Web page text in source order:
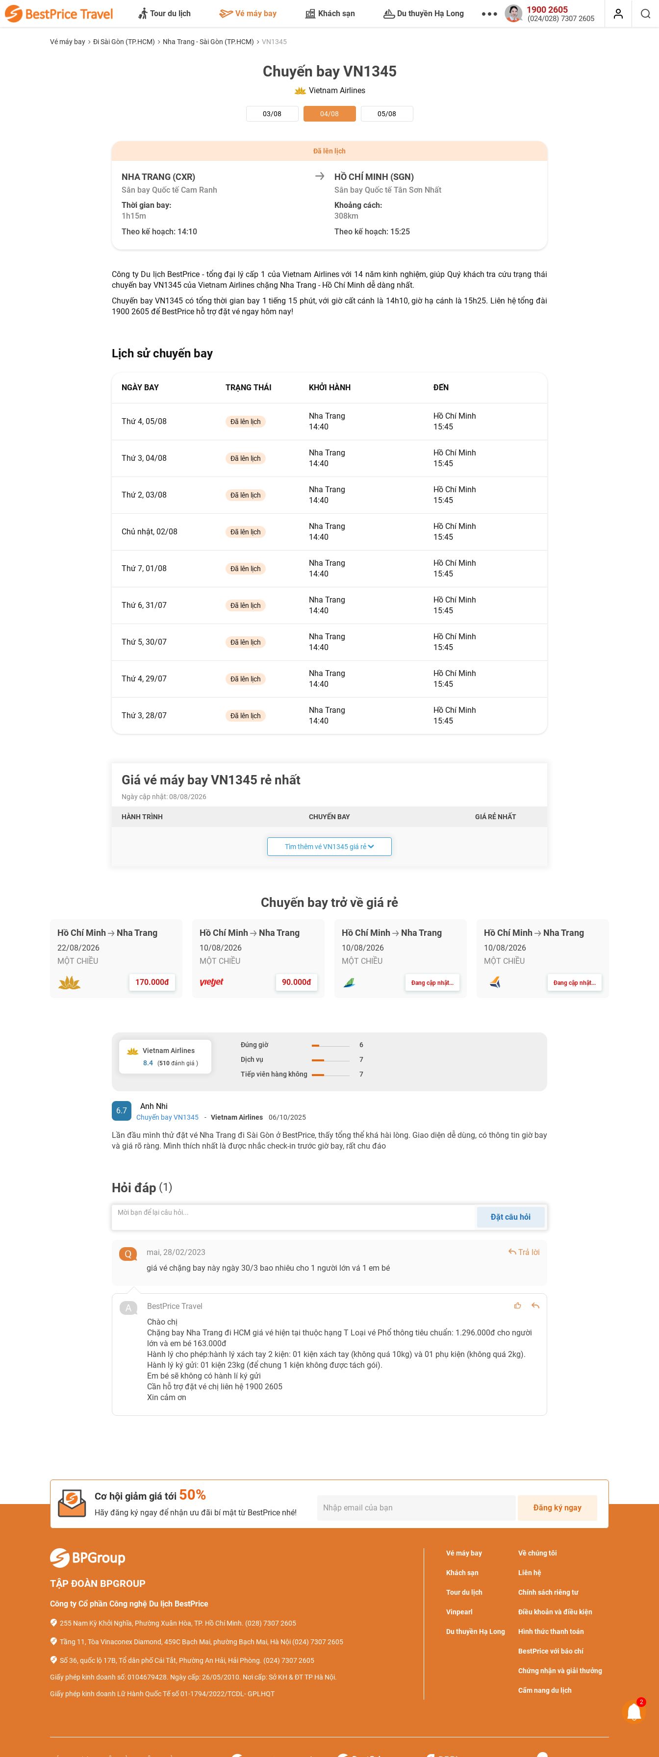
Tour du lịch Vé máy bay Khách sạn Du thuyền Hạ Long 1900 2605
(024/028) 7307 2605
Vé máy bay Đi Sài Gòn (TP.HCM) Nha Trang - Sài Gòn (TP.HCM) VN1345
Chuyến bay VN1345
Vietnam Airlines
03/08 04/08 05/08
Đã lên lịch
NHA TRANG (CXR) HỒ CHÍ MINH (SGN)
Sân bay Quốc tế Cam Ranh
Thời gian bay:
1h15m
Sân bay Quốc tế Tân Sơn Nhất
Khoảng cách:
308km
Theo kế hoạch: 14:10 Theo kế hoạch: 15:25
Công ty Du lịch BestPrice - tổng đại lý cấp 1 của Vietnam Airlines với 14 năm kinh nghiệm, giúp Quý khách tra cứu trạng thái
chuyến bay VN1345 của Vietnam Airlines chặng Nha Trang - Hồ Chí Minh dễ dàng nhất.
Chuyến bay VN1345 có tổng thời gian bay 1 tiếng 15 phút, với giờ cất cánh là 14h10, giờ hạ cánh là 15h25. Liên hệ tổng đài
1900 2605 để BestPrice hỗ trợ đặt vé ngay hôm nay!
Lịch sử chuyến bay
NGÀY BAY TRẠNG THÁI KHỞI HÀNH ĐẾN
Thứ 4, 05/08 Đã lên lịch
Nha Trang
14:40
Hồ Chí Minh
15:45
Thứ 3, 04/08 Đã lên lịch
Nha Trang
14:40
Hồ Chí Minh
15:45
Thứ 2, 03/08 Đã lên lịch
Nha Trang
14:40
Hồ Chí Minh
15:45
Chủ nhật, 02/08 Đã lên lịch
Nha Trang
14:40
Hồ Chí Minh
15:45
Thứ 7, 01/08 Đã lên lịch
Nha Trang
14:40
Hồ Chí Minh
15:45
Thứ 6, 31/07 Đã lên lịch
Nha Trang
14:40
Hồ Chí Minh
15:45
Thứ 5, 30/07 Đã lên lịch
Nha Trang
14:40
Hồ Chí Minh
15:45
Thứ 4, 29/07 Đã lên lịch
Nha Trang
14:40
Hồ Chí Minh
15:45
Thứ 3, 28/07 Đã lên lịch
Nha Trang
14:40
Hồ Chí Minh
15:45
Giá vé máy bay VN1345 rẻ nhất
Ngày cập nhật: 08/08/2026
HÀNH TRÌNH CHUYẾN BAY GIÁ RẺ NHẤT
Tìm thêm vé VN1345 giá rẻ
Chuyến bay trở về giá rẻ
Hồ Chí Minh Nha Trang
22/08/2026
MỘT CHIỀU
170.000đ
Hồ Chí Minh Nha Trang
10/08/2026
MỘT CHIỀU
90.000đ
Hồ Chí Minh Nha Trang
10/08/2026
MỘT CHIỀU
Đang cập nhật...
Hồ Chí Minh Nha Trang
10/08/2026
MỘT CHIỀU
Đang cập nhật...
Vietnam Airlines
8.4
(510 đánh giá )
Đúng giờ
6
Dịch vụ
7
Tiếp viên hàng không
7
6.7 Anh Nhi
Chuyến bay VN1345 - Vietnam Airlines 06/10/2025
Lần đầu mình thử đặt vé Nha Trang đi Sài Gòn ở BestPrice, thấy tổng thể khá hài lòng. Giao diện dễ dùng, có thông tin giờ bay
và giá rõ ràng. Mình thích nhất là được nhắc check-in trước giờ bay, rất chu đáo
Hỏi đáp (1)
Đặt câu hỏi
mai, 28/02/2023
Trả lời
giá vé chặng bay này ngày 30/3 bao nhiêu cho 1 người lớn vá 1 em bé
BestPrice Travel
Chào chị
Chặng bay Nha Trang đi HCM giá vé hiện tại thuộc hạng T Loại vé Phổ thông tiêu chuẩn: 1.296.000đ cho người
lớn và em bé 163.000đ
Hành lý cho phép:hành lý xách tay 2 kiện: 01 kiện xách tay (không quá 10kg) và 01 phụ kiện (không quá 2kg).
Hành lý ký gửi: 01 kiện 23kg (để chung 1 kiện không được tách gói).
Em bé sẽ không có hành lí ký gửi
Cần hỗ trợ đặt vé chị liên hệ 1900 2605
Xin cảm ơn
Cơ hội giảm giá tới 50%
Hãy đăng ký ngay để nhận ưu đãi bí mật từ BestPrice nhé!
Đăng ký ngay
TẬP ĐOÀN BPGROUP
Công ty Cổ phần Công nghệ Du lịch BestPrice
255 Nam Kỳ Khởi Nghĩa, Phường Xuân Hòa, TP. Hồ Chí Minh. (028) 7307 2605
Tầng 11, Tòa Vinaconex Diamond, 459C Bạch Mai, phường Bạch Mai, Hà Nội (024) 7307 2605
Số 36, quốc lộ 17B, Tổ dân phố Cái Tắt, Phường An Hải, Hải Phòng. (024) 7307 2605
Giấy phép kinh doanh số: 0104679428. Ngày cấp: 26/05/2010. Nơi cấp: Sở KH & ĐT TP Hà Nội.
Giấy phép kinh doanh Lữ Hành Quốc Tế số 01-1794/2022/TCDL- GPLHQT
Vé máy bay
Khách sạn
Tour du lịch
Vinpearl
Du thuyền Hạ Long
Về chúng tôi
Liên hệ
Chính sách riêng tư
Điều khoản và điều kiện
Hình thức thanh toán
BestPrice với báo chí
Chứng nhận và giải thưởng
Cẩm nang du lịch
2
NHẬN ƯU ĐÃI NGAY